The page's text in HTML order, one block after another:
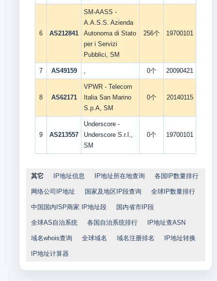
6 AS212841
SM-AASS -
A.A.S.S. Azienda
Autonoma di Stato
per i Servizi
Pubblici, SM
256个 19700101
7 AS49159 , 0个 20090421
8 AS62171
VPWR - Telecom
Italia San Marino
S.p.A, SM
0个 20140115
9 AS213557
Underscore -
Underscore S.r.l.,
SM
0个 19700101
其它 IP地址信息 IP地址所在地查询 各国IP数量排行
网络公司IP地址 国家及地区IP段查询 全球IP数量排行
中国国内ISP商家 IP地址段 国内省市IP段
全球AS自治系统 各国自治系统排行 IP地址查ASN
域名whois查询 全球域名 域名注册排名 IP地址转换
IP地址计算器